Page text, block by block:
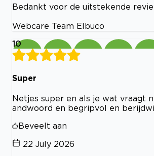
Bedankt voor de uitstekende
Webcare Team Elbuco
10
Super
Netjes super en als je wat vraagt
andwoord en begripvol en
Beveelt aan
22 July 2026